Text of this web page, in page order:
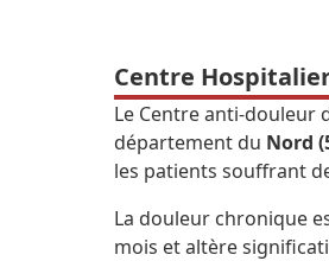
Centre
Le Centre anti-douleur
département du Nord
les patients souffrant
La douleur chronique
mois et altère